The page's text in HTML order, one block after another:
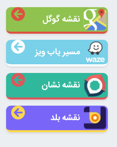
نقشه گوگل
مسیر یاب ویز
نقشه نشان
نقشه بلد